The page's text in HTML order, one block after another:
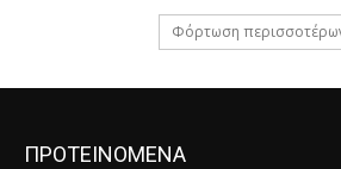
Φόρτωση
ΠΡΟΤΕΙΝΟΜΕΝΑ